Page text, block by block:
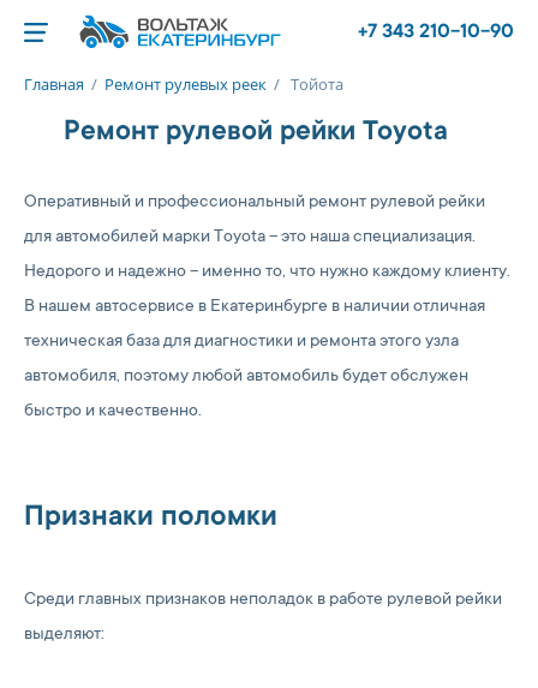
+7 343 210-10-90
Главная / Ремонт рулевых реек / Тойота
Ремонт рулевой рейки Toyota
Оперативный и профессиональный ремонт рулевой рейки
для автомобилей марки Toyota – это наша специализация.
Недорого и надежно – именно то, что нужно каждому клиенту.
В нашем автосервисе в Екатеринбурге в наличии отличная
техническая база для диагностики и ремонта этого узла
автомобиля, поэтому любой автомобиль будет обслужен
быстро и качественно.
Признаки поломки
Среди главных признаков неполадок в работе рулевой рейки
выделяют: